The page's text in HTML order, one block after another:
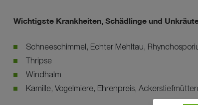
Wichtigste Krankheiten, Schädlinge und
Schneeschimmel, Echter Mehltau,
Thripse
Windhalm
Kamille, Vogelmiere, Ehrenpreis,